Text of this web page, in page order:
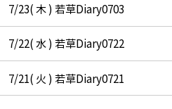
7/23( 木 ) 若草Diary0703
7/22( 水 ) 若草Diary0722
7/21( 火 ) 若草Diary0721